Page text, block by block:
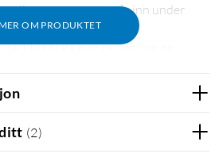
OM PRODUKTET
mopper som når inn under
11 000 Pa gjør rengjøring og
flekker og tilpasser rengjøringen
rengjør og tørker moppene etter bruk.
og lading samt påfylling av vann
(2)